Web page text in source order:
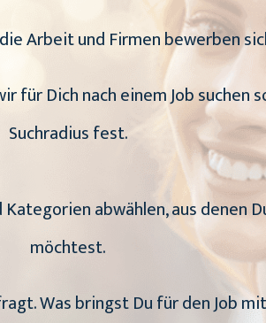
Arbeit und Firmen bewerben
für Dich nach einem Job suchen
Suchradius fest.
abwählen, aus denen
möchtest.
Was bringst Du für den Job